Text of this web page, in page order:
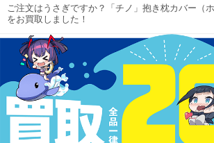
ご注文はうさぎですか？「チノ」抱き枕カバー（
をお買取しました！